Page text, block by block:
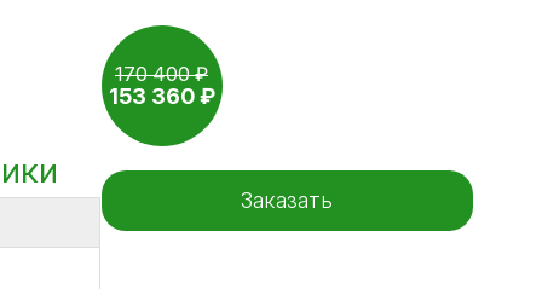
170 400 ₽
153 360 ₽
Заказать